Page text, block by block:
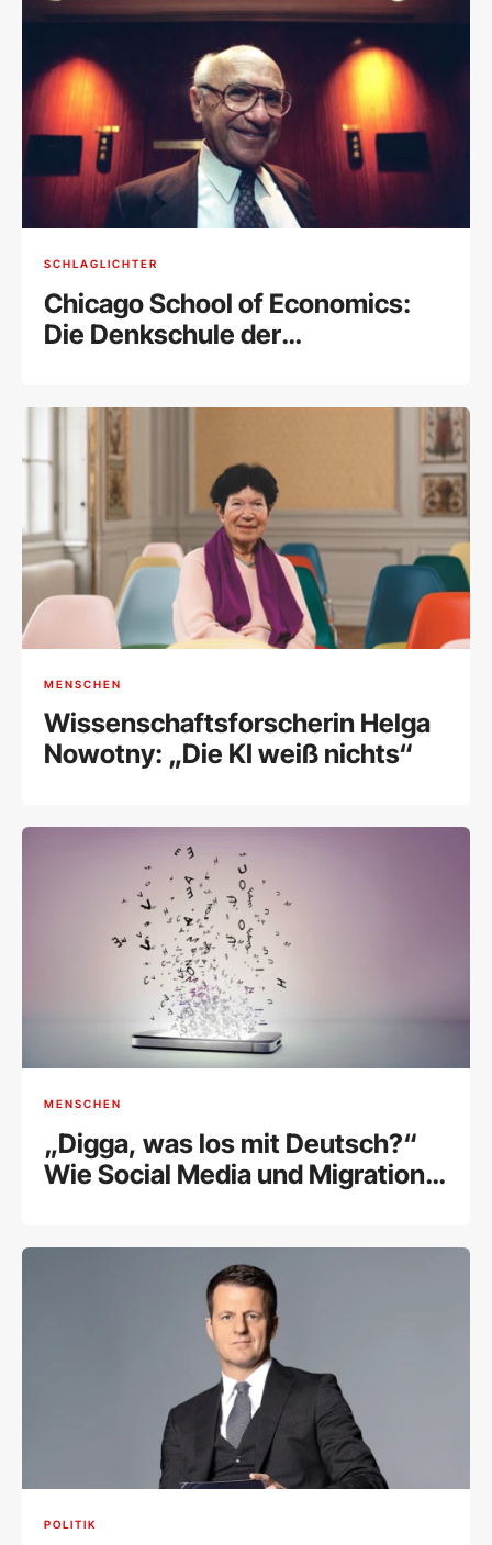
SCHLAGLICHTER
Chicago School of Economics:
Die Denkschule der
MENSCHEN
Wissenschaftsforscherin Helga
Nowotny: „Die KI weiß nichts“
MENSCHEN
„Digga, was los mit Deutsch?“
Wie Social Media und Migration
POLITIK